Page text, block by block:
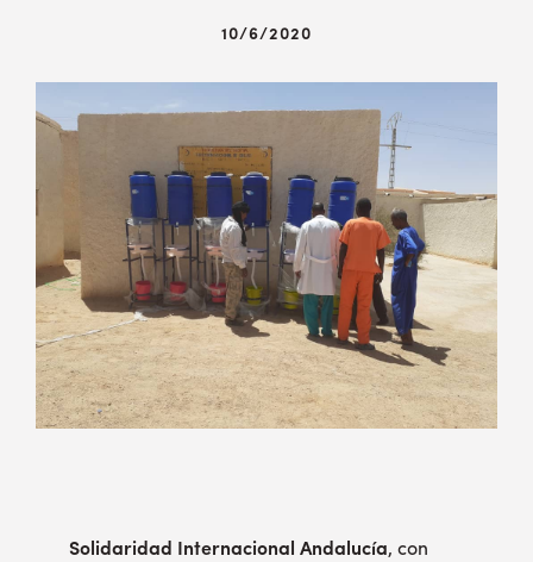
10/6/2020
Solidaridad Internacional Andalucía, con